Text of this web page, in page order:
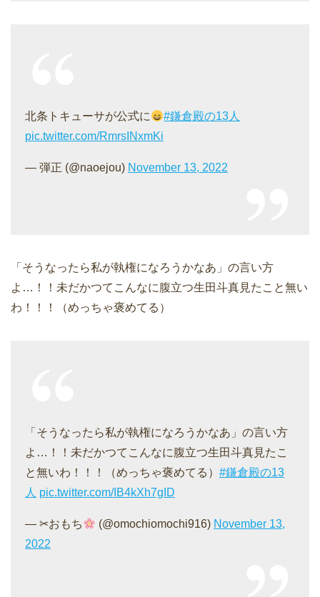
北条トキューサが公式に
#鎌倉殿の13人
pic.twitter.com/RmrsINxmKi
— 弾正 (@naoejou) November 13, 2022
「そうなったら私が執権になろうかなあ」の言い方
よ…！！未だかつてこんなに腹立つ生田斗真見たこと無い
わ！！！（めっちゃ褒めてる）
「そうなったら私が執権になろうかなあ」の言い方
よ…！！未だかつてこんなに腹立つ生田斗真見たこ
と無いわ！！！（めっちゃ褒めてる） #鎌倉殿の13
人 pic.twitter.com/IB4kXh7gID
— ✂おもち (@omochiomochi916) November 13,
2022